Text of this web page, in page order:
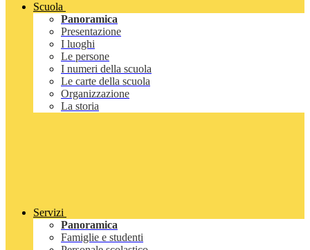
Scuola
Panoramica
Presentazione
I luoghi
Le persone
I numeri della scuola
Le carte della scuola
Organizzazione
La storia
Servizi
Panoramica
Famiglie e studenti